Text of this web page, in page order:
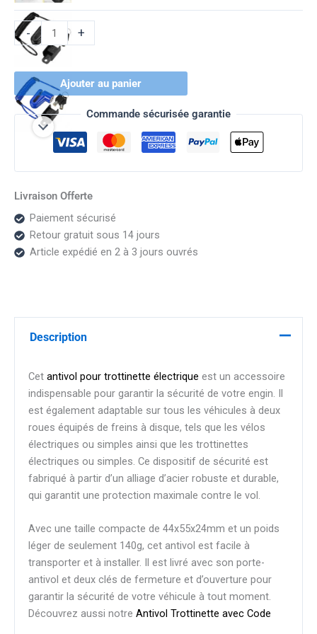
-
Trottinette
électrique
+
Ajouter au panier
Commande sécurisée garantie
Livraison Offerte
Paiement sécurisé
Retour gratuit sous 14 jours
Article expédié en 2 à 3 jours ouvrés
Description
Cet antivol pour trottinette électrique est un accessoire
indispensable pour garantir la sécurité de votre engin. Il
est également adaptable sur tous les véhicules à deux
roues équipés de freins à disque, tels que les vélos
électriques ou simples ainsi que les trottinettes
électriques ou simples. Ce dispositif de sécurité est
fabriqué à partir d’un alliage d’acier robuste et durable,
qui garantit une protection maximale contre le vol.
Avec une taille compacte de 44x55x24mm et un poids
léger de seulement 140g, cet antivol est facile à
transporter et à installer. Il est livré avec son porte-
antivol et deux clés de fermeture et d’ouverture pour
garantir la sécurité de votre véhicule à tout moment.
Découvrez aussi notre Antivol Trottinette avec Code